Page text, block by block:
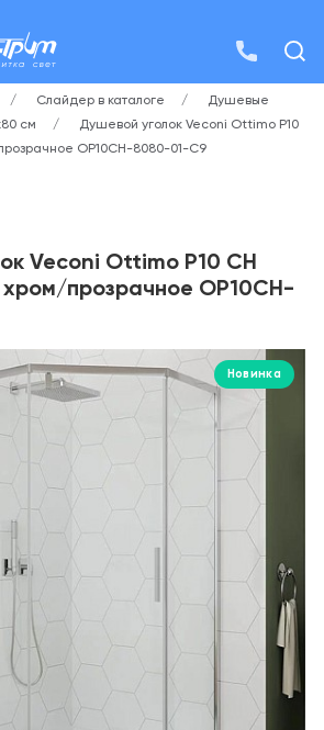
Слайдер в каталоге
Душевые
см
Душевой уголок Veconi Ottimo P10
OP10CH-8080-01-C9
Veconi Ottimo P10 CH
прозрачное OP10CH-
Новинка